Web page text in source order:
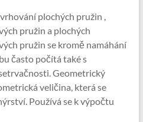
plochých pružin ,
pružin a plochých
pružin se kromě namáhání
často počítá také s
Geometrický
veličina, která se
Používá se k výpočtu